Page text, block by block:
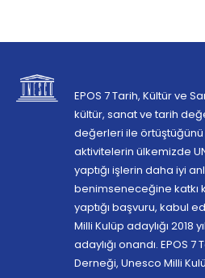
EPOS 7 Tarih, Kültür ve
kültür, sanat ve tarih
değerleri ile örtüştüğünü
aktivitelerin ülkemizde
yaptığı işlerin daha iyi
benimseneceğine katkı
yaptığı başvuru, kabul
Milli Kulüp adaylığı 2018
adaylığı onandı. EPOS
Derneği, Unesco Milli